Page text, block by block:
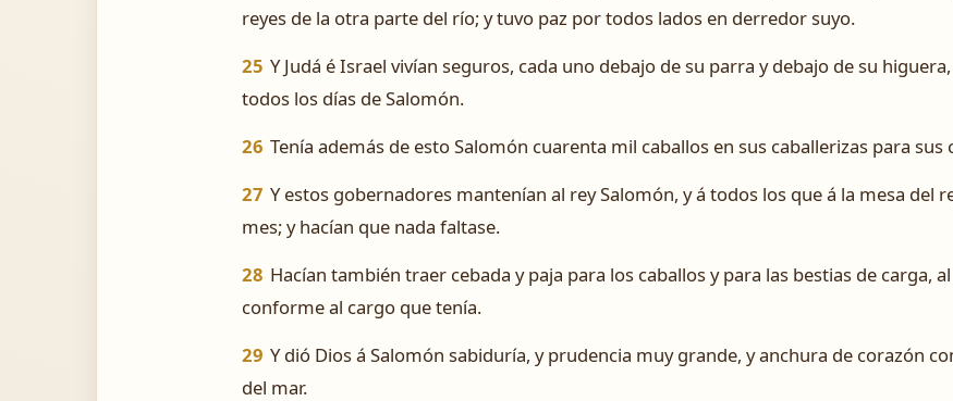
reyes de la otra parte del río; y tuvo paz por todos lados en derredor suyo.
25 Y Judá é Israel vivían seguros, cada uno debajo de su parra y debajo de su
todos los días de Salomón.
26 Tenía además de esto Salomón cuarenta mil caballos en sus caballerizas para
27 Y estos gobernadores mantenían al rey Salomón, y á todos los que á la mesa del
mes; y hacían que nada faltase.
28 Hacían también traer cebada y paja para los caballos y para las bestias de carga,
conforme al cargo que tenía.
29 Y dió Dios á Salomón sabiduría, y prudencia muy grande, y anchura de corazón
del mar.